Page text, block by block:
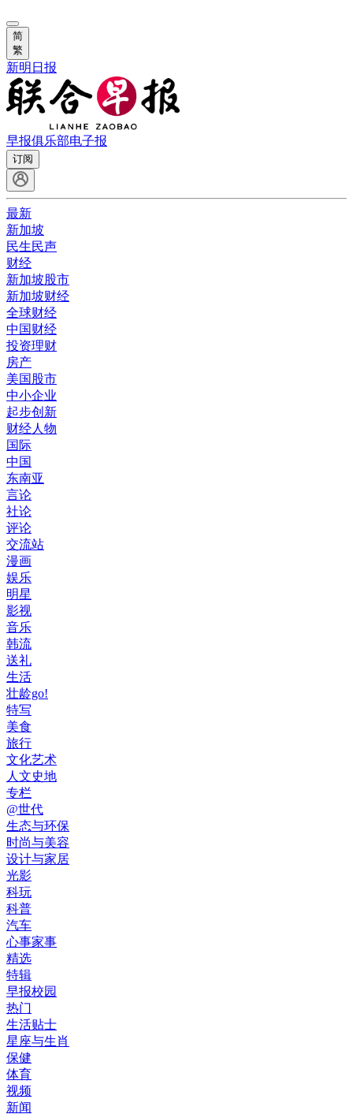
简
繁
新明日报
早报俱乐部电子报
订阅
最新
新加坡
民生民声
财经
新加坡股市
新加坡财经
全球财经
中国财经
投资理财
房产
美国股市
中小企业
起步创新
财经人物
国际
中国
东南亚
言论
社论
评论
交流站
漫画
娱乐
明星
影视
音乐
韩流
送礼
生活
壮龄go!
特写
美食
旅行
文化艺术
人文史地
专栏
@世代
生态与环保
时尚与美容
设计与家居
光影
科玩
科普
汽车
心事家事
精选
特辑
早报校园
热门
生活贴士
星座与生肖
保健
体育
视频
新闻